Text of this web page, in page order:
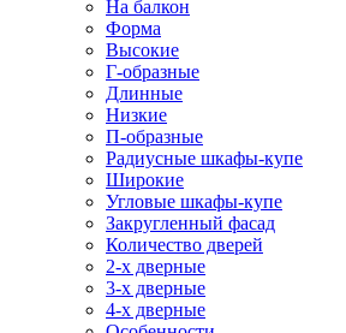
На балкон
Форма
Высокие
Г-образные
Длинные
Низкие
П-образные
Радиусные шкафы-купе
Широкие
Угловые шкафы-купе
Закругленный фасад
Количество дверей
2-х дверные
3-х дверные
4-х дверные